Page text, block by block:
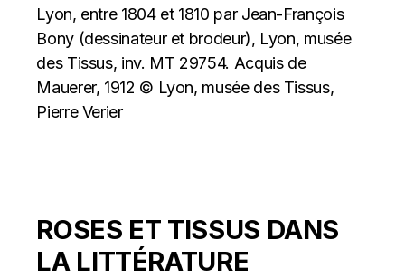
Lyon, entre 1804 et 1810 par Jean-François
Bony (dessinateur et brodeur), Lyon, musée
des Tissus, inv. MT 29754. Acquis de
Mauerer, 1912 © Lyon, musée des Tissus,
Pierre Verier
ROSES ET TISSUS DANS
LA LITTÉRATURE